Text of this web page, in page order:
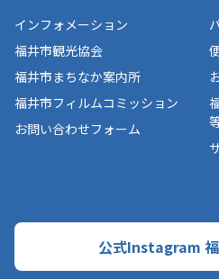
インフォメーション
福井市観光協会
福井市まちなか案内所
福井市フィルムコミッション
お問い合わせフォーム
公式Instagram